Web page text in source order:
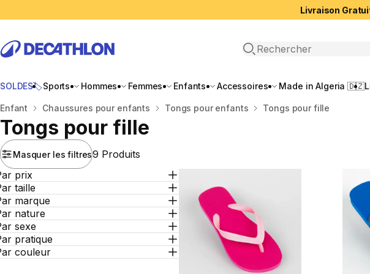
Livraison
Recherche ouverte
SOLDES🏷️Sports Hommes Femmes Enfants Accessoires Made in Algeria 🇩🇿
Accueil
Enfant Chaussures pour enfants Tongs pour enfants Tongs pour fille
Tongs pour fille
Masquer les filtres9 Produits
prix
taille
marque
nature
sexe
pratique
couleur